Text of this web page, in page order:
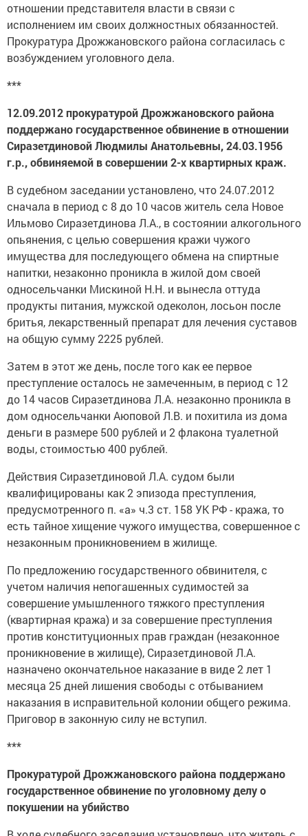
отношении представителя власти в связи с
исполнением им своих должностных обязанностей.
Прокуратура Дрожжановского района согласилась с
возбуждением уголовного дела.
***
12.09.2012 прокуратурой Дрожжановского района
поддержано государственное обвинение в отношении
Сиразетдиновой Людмилы Анатольевны, 24.03.1956
г.р., обвиняемой в совершении 2-х квартирных краж.
В судебном заседании установлено, что 24.07.2012
сначала в период с 8 до 10 часов житель села Новое
Ильмово Сиразетдинова Л.А., в состоянии алкогольного
опьянения, с целью совершения кражи чужого
имущества для последующего обмена на спиртные
напитки, незаконно проникла в жилой дом своей
односельчанки Мискиной Н.Н. и вынесла оттуда
продукты питания, мужской одеколон, лосьон после
бритья, лекарственный препарат для лечения суставов
на общую сумму 2225 рублей.
Затем в этот же день, после того как ее первое
преступление осталось не замеченным, в период с 12
до 14 часов Сиразетдинова Л.А. незаконно проникла в
дом односельчанки Аюповой Л.В. и похитила из дома
деньги в размере 500 рублей и 2 флакона туалетной
воды, стоимостью 400 рублей.
Действия Сиразетдиновой Л.А. судом были
квалифицированы как 2 эпизода преступления,
предусмотренного п. «а» ч.3 ст. 158 УК РФ - кража, то
есть тайное хищение чужого имущества, совершенное с
незаконным проникновением в жилище.
По предложению государственного обвинителя, с
учетом наличия непогашенных судимостей за
совершение умышленного тяжкого преступления
(квартирная кража) и за совершение преступления
против конституционных прав граждан (незаконное
проникновение в жилище), Сиразетдиновой Л.А.
назначено окончательное наказание в виде 2 лет 1
месяца 25 дней лишения свободы с отбыванием
наказания в исправительной колонии общего режима.
Приговор в законную силу не вступил.
***
Прокуратурой Дрожжановского района поддержано
государственное обвинение по уголовному делу о
покушении на убийство